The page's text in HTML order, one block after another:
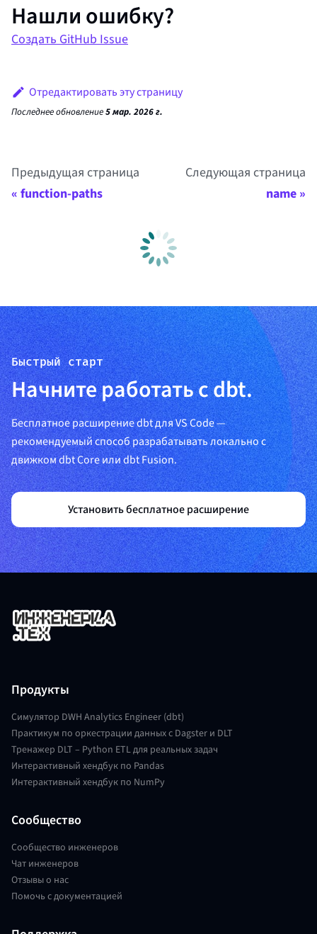
Нашли ошибку?
Создать GitHub Issue
Отредактировать эту страницу
Последнее обновление5 мар. 2026 г.
Предыдущая страница
function-paths
Следующая страница
name
Быстрый старт
Начните работать с dbt.
Бесплатное расширение dbt для VS Code —
рекомендуемый способ разрабатывать локально с
движком dbt Core или dbt Fusion.
Установить бесплатное расширение
Продукты
Симулятор DWH Analytics Engineer (dbt)
Практикум по оркестрации данных с Dagster и DLT
Тренажер DLT – Python ETL для реальных задач
Интерактивный хендбук по Pandas
Интерактивный хендбук по NumPy
Сообщество
Сообщество инженеров
Чат инженеров
Отзывы о нас
Помочь с документацией